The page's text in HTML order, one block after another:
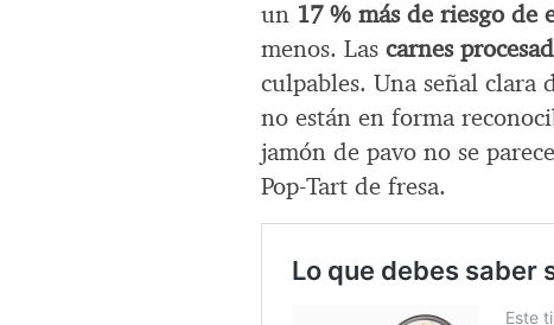
un 17 % más de riesgo de
menos. Lascarnes
culpables. Una señal clara
no están en forma
jamón de pavo no se
Pop-Tart de fresa.